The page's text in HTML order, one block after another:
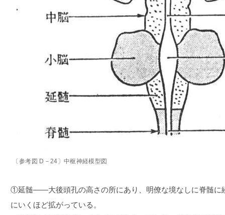
〔参考図 D－24〕中枢神経模型図
①延髄――大後頭孔の高さの所にあり、明僚な境なしに脊髄に
にいくほど拡がっている。